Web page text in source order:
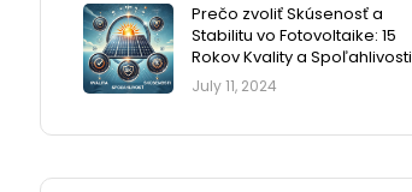
Prečo zvoliť Skúsenosť a
Stabilitu vo Fotovoltaike: 15
Rokov Kvality a Spoľahlivosti
July 11, 2024